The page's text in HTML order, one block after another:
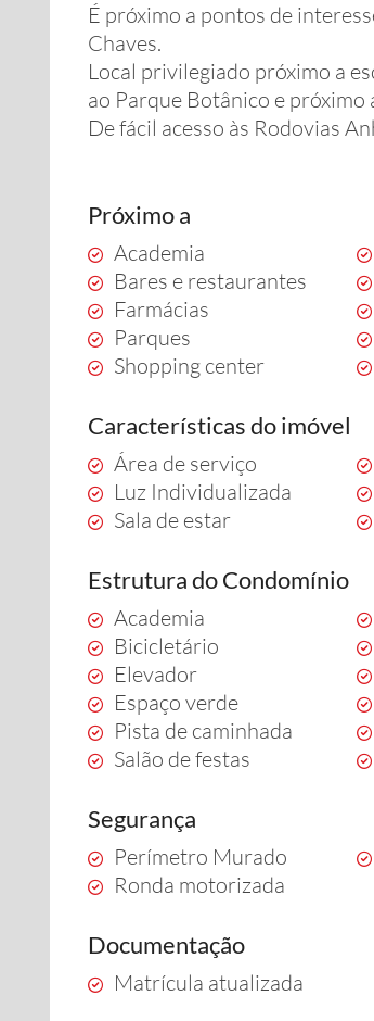
É próximo a pontos de
Chaves.
Local privilegiado próximo a
ao Parque Botânico e próximo
De fácil acesso às Rodovias
Próximo a
Academia
Bares e restaurantes
Farmácias
Parques
Shopping center
Características do imóvel
Área de serviço
Luz Individualizada
Sala de estar
Estrutura do Condomínio
Academia
Bicicletário
Elevador
Espaço verde
Pista de caminhada
Salão de festas
Segurança
Perímetro Murado
Ronda motorizada
Documentação
Matrícula atualizada